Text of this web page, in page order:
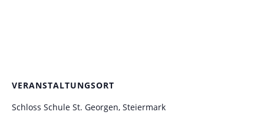
VERANSTALTUNGSORT
Schloss Schule St. Georgen, Steiermark